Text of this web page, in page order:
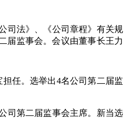
司法》、《公司章程》有关规
届监事会。会议由董事长王力
任。选举出4名公司第二届监
司第二届监事会主席。新当选